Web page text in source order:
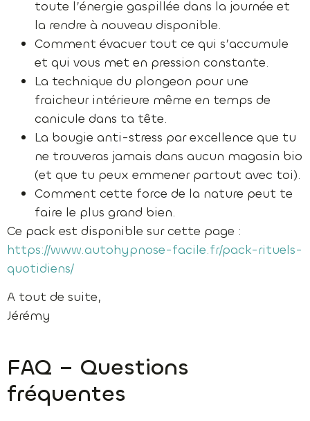
toute l’énergie gaspillée dans la journée et
la rendre à nouveau disponible.
Comment évacuer tout ce qui s’accumule
et qui vous met en pression constante.
La technique du plongeon pour une
fraicheur intérieure même en temps de
canicule dans ta tête.
La bougie anti-stress par excellence que tu
ne trouveras jamais dans aucun magasin bio
(et que tu peux emmener partout avec toi).
Comment cette force de la nature peut te
faire le plus grand bien.
Ce pack est disponible sur cette page :
https://www.autohypnose-facile.fr/pack-rituels-
quotidiens/
A tout de suite,
Jérémy
FAQ – Questions
fréquentes